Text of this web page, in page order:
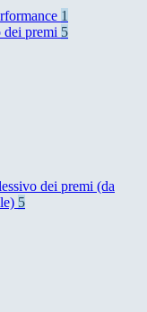
1
dei premi 5
dei premi (da
5